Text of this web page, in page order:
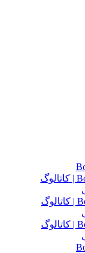
مینی لودر بابکت Bobcat T320 | کاتالوگ
مینی لودر بابکت Bobcat S185 | کاتالوگ
مینی لودر بابکت Bobcat S130 | کاتالوگ